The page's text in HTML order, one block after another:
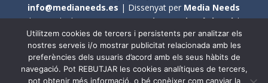
info@medianeeds.es | Dissenyat per Media Needs
| Tots els drets reservats aCoDiNuCat |Avís legal|
Avís per cookies
En aquest web s'ha tingut en compte l'ús no sexista del
llenguatge. No obstant això, i a causa de la seva
Utilitzem cookies de tercers i persistents per analitzar els
nostres serveis i/o mostrar publicitat relacionada amb les
preferències dels usuaris d’acord amb els seus hàbits de
navegació. Pot REBUTJAR les cookies analítiques de tercers,
pot obtenir més informació, o bé conèixer com canviar la